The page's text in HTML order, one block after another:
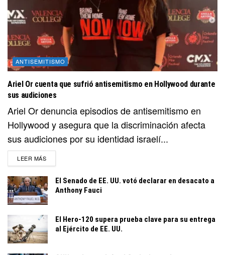
ANTISEMITISMO
Ariel Or cuenta que sufrió antisemitismo en Hollywood durante
sus audiciones
Ariel Or denuncia episodios de antisemitismo en
Hollywood y asegura que la discriminación afecta
sus audiciones por su identidad israelí...
LEER MÁSDETAILS
El Senado de EE. UU. votó declarar en desacato a
Anthony Fauci
El Hero-120 supera prueba clave para su entrega
al Ejército de EE. UU.